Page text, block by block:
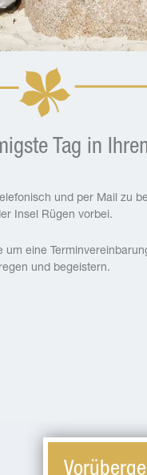
Tag in
und per Mail zu
Insel Rügen vorbei.
eine
und begeistern.